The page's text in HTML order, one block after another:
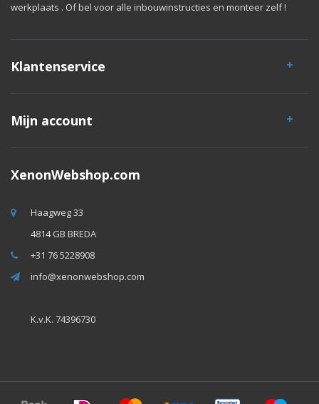
werkplaats . Of bel voor alle inbouwinstructies en monteer zelf !
Klantenservice
Mijn account
XenonWebshop.com
Haagweg 33
4814 GB BREDA
+31 76 5228908
info@xenonwebshop.com
K.v.K. 74396730